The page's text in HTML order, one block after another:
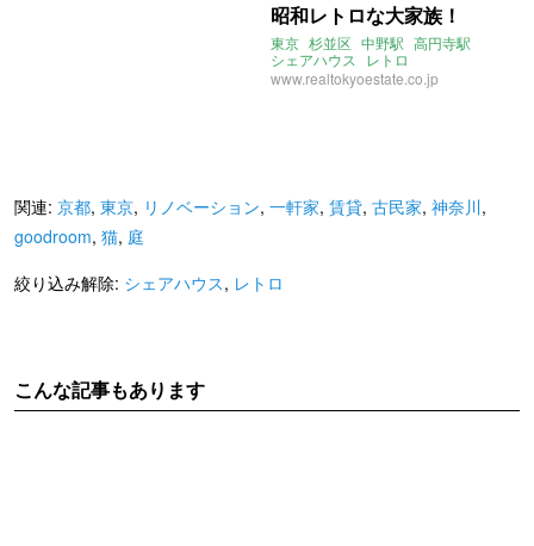
昭和レトロな大家族！
東京 杉並区 中野駅 高円寺駅
シェアハウス レトロ
www.realtokyoestate.co.jp
関連: 京都, 東京, リノベーション, 一軒家, 賃貸, 古民家, 神奈川,
goodroom, 猫, 庭
絞り込み解除: シェアハウス, レトロ
こんな記事もあります